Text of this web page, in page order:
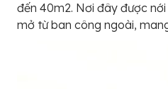
đến 40m2. Nơi đây được
mở từ ban công ngoài,